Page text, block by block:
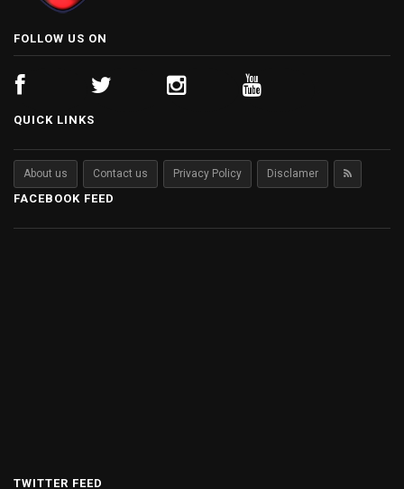
FOLLOW US ON
QUICK LINKS
About us Contact us Privacy Policy Disclamer
FACEBOOK FEED
TWITTER FEED